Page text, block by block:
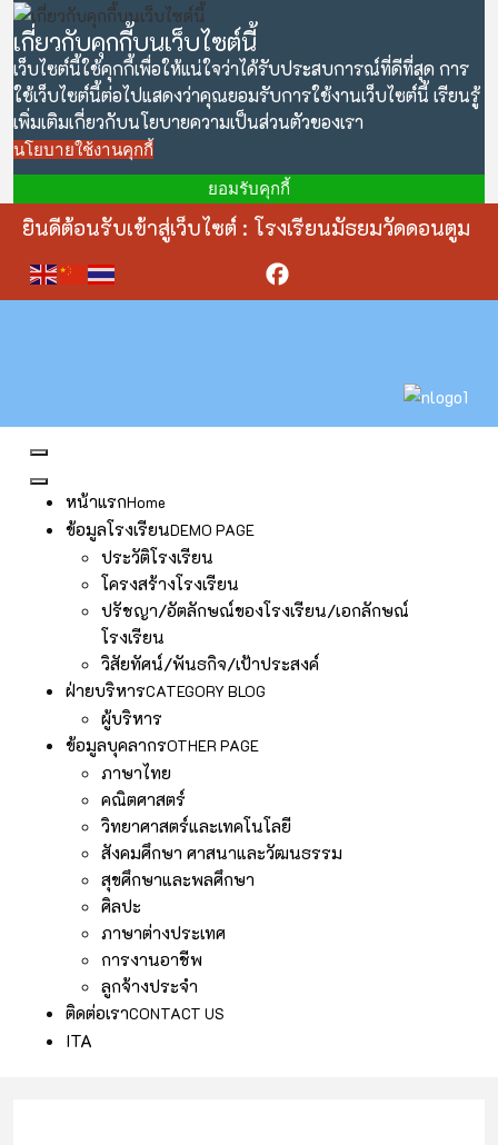
เกี่ยวกับคุกกี้บนเว็บไซต์นี้
เว็บไซต์นี้ใช้คุกกี้เพื่อให้แน่ใจว่าได้รับประสบการณ์ที่ดีที่สุด การ
ใช้เว็บไซต์นี้ต่อไปแสดงว่าคุณยอมรับการใช้งานเว็บไซต์นี้ เรียนรู้
เพิ่มเติมเกี่ยวกับนโยบายความเป็นส่วนตัวของเรา
นโยบายใช้งานคุกกี้
ยอมรับคุกกี้
ยินดีต้อนรับเข้าสู่เว็บไซต์ : โรงเรียนมัธยมวัดดอนตูม
Facebook
หน้าแรกHome
ข้อมูลโรงเรียนDEMO PAGE
ประวัติโรงเรียน
โครงสร้างโรงเรียน
ปรัชญา/อัตลักษณ์ของโรงเรียน/เอกลักษณ์
โรงเรียน
วิสัยทัศน์/พันธกิจ/เป้าประสงค์
ฝ่ายบริหารCATEGORY BLOG
ผู้บริหาร
ข้อมูลบุคลากรOTHER PAGE
ภาษาไทย
คณิตศาสตร์
วิทยาศาสตร์และเทคโนโลยี
สังคมศึกษา ศาสนาและวัฒนธรรม
สุขศึกษาและพลศึกษา
ศิลปะ
ภาษาต่างประเทศ
การงานอาชีพ
ลูกจ้างประจำ
ติดต่อเราCONTACT US
ITA